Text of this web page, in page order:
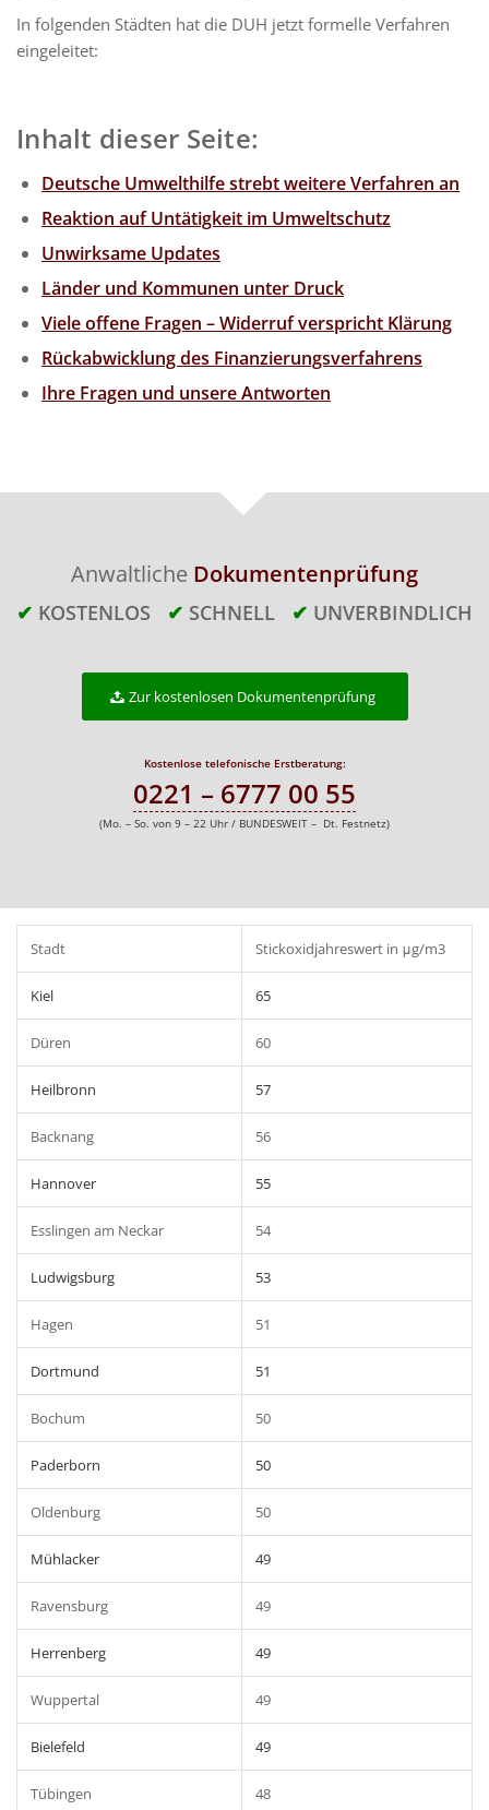
In folgenden Städten hat die DUH jetzt formelle Verfahren
eingeleitet:
Inhalt dieser Seite:
Deutsche Umwelthilfe strebt weitere Verfahren an
Reaktion auf Untätigkeit im Umweltschutz
Unwirksame Updates
Länder und Kommunen unter Druck
Viele offene Fragen – Widerruf verspricht Klärung
Rückabwicklung des Finanzierungsverfahrens
Ihre Fragen und unsere Antworten
Anwaltliche Dokumentenprüfung
✔ KOSTENLOS ✔ SCHNELL ✔ UNVERBINDLICH
Zur kostenlosen Dokumentenprüfung
Kostenlose telefonische Erstberatung:
0221 – 6777 00 55
(Mo. – So. von 9 – 22 Uhr / BUNDESWEIT – Dt. Festnetz)
Stadt Stickoxidjahreswert in μg/m3
Kiel 65
Düren 60
Heilbronn 57
Backnang 56
Hannover 55
Esslingen am Neckar 54
Ludwigsburg 53
Hagen 51
Dortmund 51
Bochum 50
Paderborn 50
Oldenburg 50
Mühlacker 49
Ravensburg 49
Herrenberg 49
Wuppertal 49
Bielefeld 49
Tübingen 48